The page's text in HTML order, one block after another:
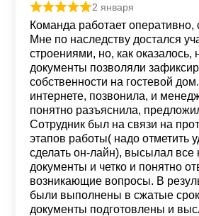
Оценка 5из 5
2 января
Команда работает оперативно,
Мне по наследству достался
строениями, но, как оказалось,
документы позволяли
собственности на гостевой
интернете, позвонила, и
понятно разъяснила,
Сотрудник был на связи на
этапов работы( надо отметить
сделать он-лайн), высылал
документы и четко и понятно
возникающие вопросы. В
были выполнены в сжатые
документы подготовлены и